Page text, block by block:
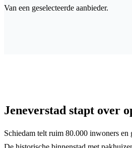
Van een geselecteerde aanbieder.
Jeneverstad stapt over
Schiedam telt ruim 80.000 inwoners en